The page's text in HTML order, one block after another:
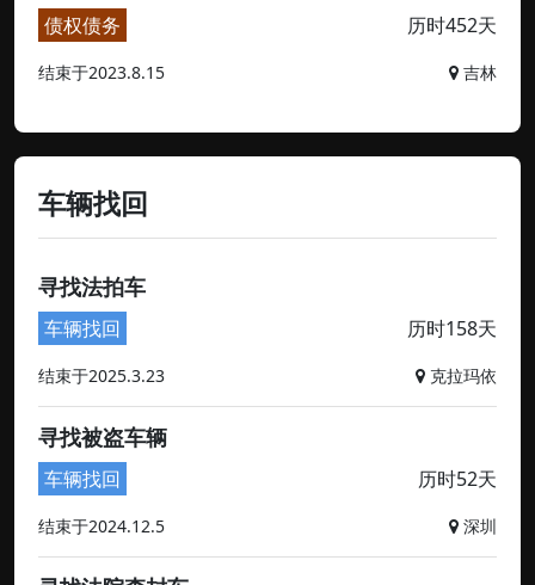
债权债务 历时452天
结束于2023.8.15 吉林
车辆找回
寻找法拍车
车辆找回 历时158天
结束于2025.3.23 克拉玛依
寻找被盗车辆
车辆找回 历时52天
结束于2024.12.5 深圳